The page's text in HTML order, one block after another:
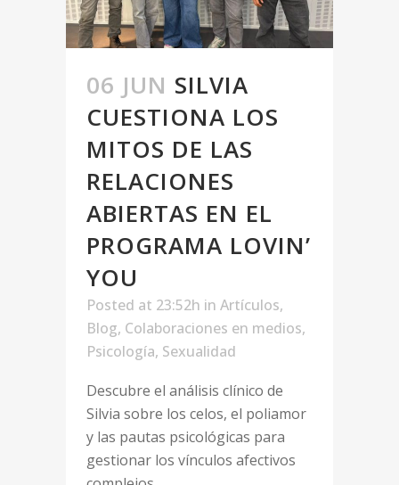
06 JUN SILVIA
CUESTIONA LOS
MITOS DE LAS
RELACIONES
ABIERTAS EN EL
PROGRAMA LOVIN’
YOU
Posted at 23:52h in Artículos,
Blog, Colaboraciones en medios,
Psicología, Sexualidad
Descubre el análisis clínico de
Silvia sobre los celos, el poliamor
y las pautas psicológicas para
gestionar los vínculos afectivos